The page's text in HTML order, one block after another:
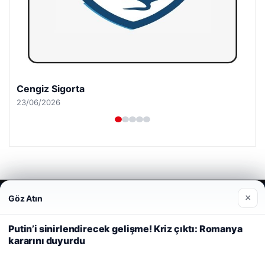
Cengiz Sigorta
23/06/2026
© 2026 Dijital Hayat – Güncel Haberler
Web sitemizi nasıl kullandığınızı daha iyi anlayabilmek,
deneyiminizi kişiselleştirmek ve geliştirmek amacıyla çerezler
kullanıyoruz.Çerez Politikamız
Reddet Kabul Et
Göz Atın ×
Putin’i sinirlendirecek gelişme! Kriz çıktı: Romanya
kararını duyurdu